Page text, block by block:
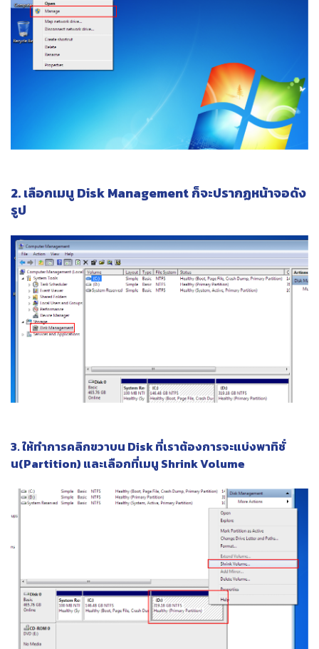
2. เลือกเมนู Disk Management ก็จะปรากฏหน้าจอดัง
รูป
3. ให้ทำการคลิกขวาบน Disk ที่เราต้องการจะแบ่งพาทิชั่
น(Partition) และเลือกที่เมนู Shrink Volume